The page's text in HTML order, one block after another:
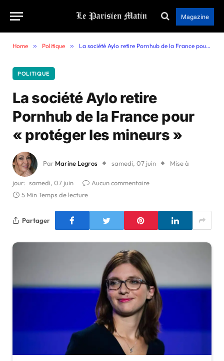
Magazine
Home » Politique » La société Aylo retire Pornhub de la France pour « protéger les mineurs »
POLITIQUE
La société Aylo retire
Pornhub de la France pour
« protéger les mineurs »
Par Marine Legros samedi, 07 juin Mise à
jour: samedi, 07 juin
Aucun commentaire
5 Min Temps de lecture
Partager